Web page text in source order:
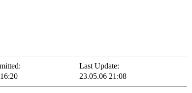
Last Update:
23.05.06 21:08